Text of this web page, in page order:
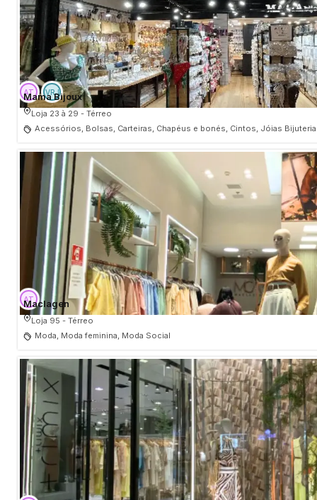
Mama Bijoux
Loja 23 à 29 - Térreo
Acessórios, Bolsas, Carteiras, Chapéus e bonés, Cintos, Jóias
Maclagen
Loja 95 - Térreo
Moda, Moda feminina, Moda Social